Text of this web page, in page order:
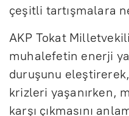
çeşitli tartışmalara
AKP Tokat
muhalefetin enerji
duruşunu
krizleri yaşanırken,
karşı çıkmasını